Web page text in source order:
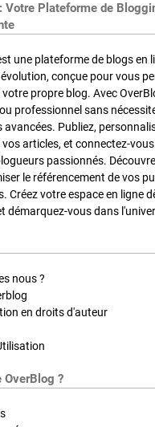
Votre Plateforme de
une plateforme de blogs en
conçue pour vous
propre blog. Avec
professionnel sans
avancées. Publiez,
articles, et connectez-
passionnés.
le référencement de vos
Créez votre espace en ligne
démarquez-vous dans
nous ?
en droits d'auteur
OverBlog ?